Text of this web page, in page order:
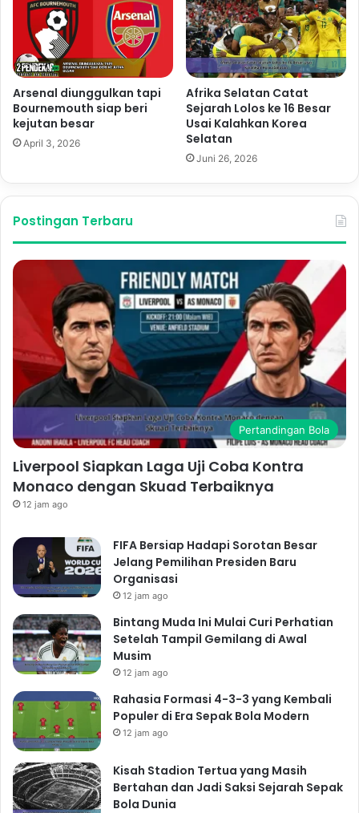
Arsenal diunggulkan tapi
Bournemouth siap beri
kejutan besar
April 3, 2026
Afrika Selatan Catat
Sejarah Lolos ke 16 Besar
Usai Kalahkan Korea
Selatan
Juni 26, 2026
Postingan Terbaru
Pertandingan Bola
Liverpool Siapkan Laga Uji Coba Kontra
Monaco dengan Skuad Terbaiknya
12 jam ago
FIFA Bersiap Hadapi Sorotan Besar
Jelang Pemilihan Presiden Baru
Organisasi
12 jam ago
Bintang Muda Ini Mulai Curi Perhatian
Setelah Tampil Gemilang di Awal
Musim
12 jam ago
Rahasia Formasi 4-3-3 yang Kembali
Populer di Era Sepak Bola Modern
12 jam ago
Kisah Stadion Tertua yang Masih
Bertahan dan Jadi Saksi Sejarah Sepak
Bola Dunia